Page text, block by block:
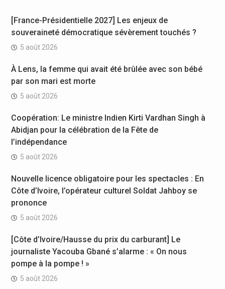
[France-Présidentielle 2027] Les enjeux de
souveraineté démocratique sévèrement touchés ?
5 août 2026
À Lens, la femme qui avait été brûlée avec son bébé
par son mari est morte
5 août 2026
Coopération: Le ministre Indien Kirti Vardhan Singh à
Abidjan pour la célébration de la Fête de
l’indépendance
5 août 2026
Nouvelle licence obligatoire pour les spectacles : En
Côte d’Ivoire, l’opérateur culturel Soldat Jahboy se
prononce
5 août 2026
[Côte d’Ivoire/Hausse du prix du carburant] Le
journaliste Yacouba Gbané s’alarme : « On nous
pompe à la pompe ! »
5 août 2026